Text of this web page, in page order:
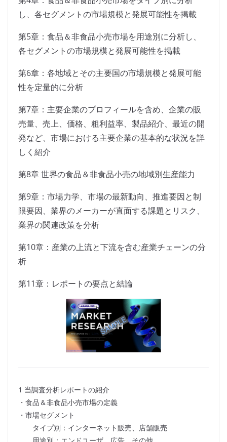
し、各セグメントの市場規模と発展可能性を掲載
第5章：食品＆非食品小売市場を用途別に分析し、
各セグメントの市場規模と発展可能性を掲載
第6章：各地域とその主要国の市場規模と発展可能
性を定量的に分析
第7章：主要企業のプロフィールを含め、企業の販
売量、売上、価格、粗利益率、製品紹介、最近の開
発など、市場における主要企業の基本的な状況を詳
しく紹介
第8章 世界の食品＆非食品小売の地域別生産能力
第9章：市場力学、市場の最新動向、推進要因と制
限要因、業界のメーカーが直面する課題とリスク、
業界の関連政策を分析
第10章：産業の上流と下流を含む産業チェーンの分
析
第11章：レポートの要点と結論
1 当調査分析レポートの紹介
・食品＆非食品小売市場の定義
・市場セグメント
タイプ別：インターネット販売、店舗販売